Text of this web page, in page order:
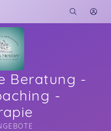
Beratung -
-